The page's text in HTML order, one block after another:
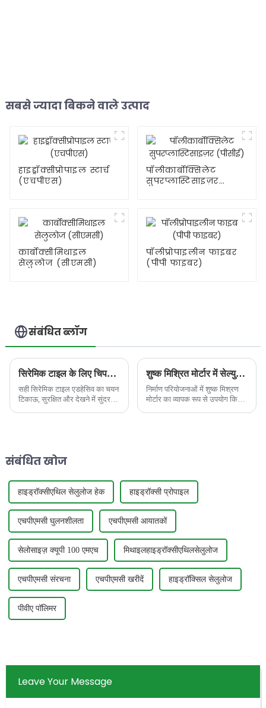
सबसे ज्यादा बिकने वाले उत्पाद
हाइड्रॉक्सीप्रोपाइल स्टार्च
(एचपीएस)
पॉलीकार्बोक्सिलेट
सुपरप्लास्टिसाइज़र
कार्बोक्सीमिथाइल
सेलुलोज (सीएमसी)
पॉलीप्रोपाइलीन फाइबर
(पीपी फाइबर)
संबंधित ब्लॉग
सिरेमिक टाइल के लिए चिपकने वाला पदार्थ कैसे चुनें?
सही सिरेमिक टाइल एडहेसिव का चयन
टिकाऊ, सुरक्षित और देखने में सुंदर
शुष्क मिश्रित मोर्टार में सेल्युलोज ईथर द्वारा जल प्रतिधारण की भूमिका का सरल विश्लेषण
निर्माण परियोजनाओं में शुष्क मिश्रण
मोर्टार का व्यापक रूप से उपयोग किया
संबंधित खोज
हाइड्रॉक्सीएथिल सेलुलोज हेक हाइड्रॉक्सी प्रोपाइल
एचपीएमसी घुलनशीलता एचपीएमसी आयातकों
सेलोसाइज़ क्यूपी 100 एमएच मिथाइलहाइड्रॉक्सीएथिलसेलुलोज
एचपीएमसी संरचना एचपीएमसी खरीदें हाइड्रॉक्सिल सेलुलोज
पीवीए पॉलिमर
Leave Your Message